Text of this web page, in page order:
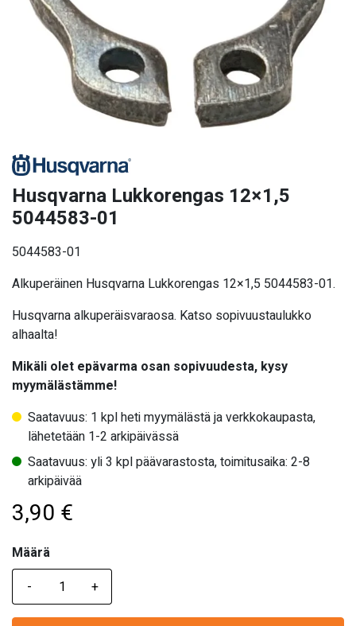
Husqvarna Lukkorengas 12×1,5
5044583-01
5044583-01
Alkuperäinen Husqvarna Lukkorengas 12×1,5 5044583-01.
Husqvarna alkuperäisvaraosa. Katso sopivuustaulukko
alhaalta!
Mikäli olet epävarma osan sopivuudesta, kysy
myymälästämme!
Saatavuus: 1 kpl heti myymälästä ja verkkokaupasta,
lähetetään 1-2 arkipäivässä
Saatavuus: yli 3 kpl päävarastosta, toimitusaika: 2-8
arkipäivää
3,90 €
Määrä
Määrä